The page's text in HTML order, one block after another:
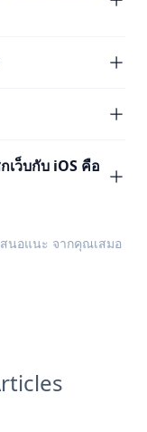
ว็บกับ iOS คือ
นอแนะ จากคุณเสมอ